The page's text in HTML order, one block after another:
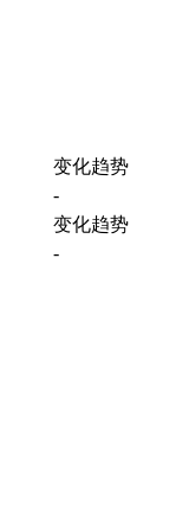
变化趋势
-
变化趋势
-